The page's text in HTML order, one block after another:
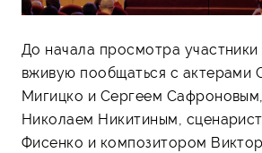
До начала просмотра участники
вживую пообщаться с актерами
Мигицко и Сергеем
Николаем Никитиным,
Фисенко и композитором